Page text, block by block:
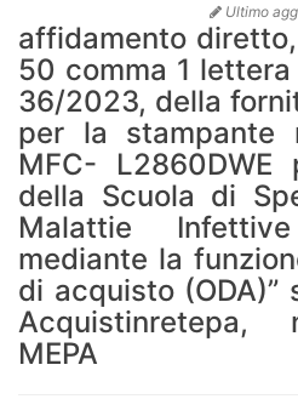
Ultimo
affidamento
50 comma 1
36/2023, della
per la stampante
MFC- L2860DWE
della Scuola di
Malattie
mediante la
di acquisto (ODA)”
Acquistinretepa,
MEPA